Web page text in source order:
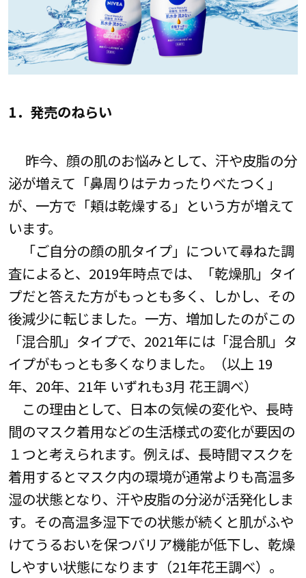
1．発売のねらい
昨今、顔の肌のお悩みとして、汗や皮脂の分
泌が増えて「鼻周りはテカったりべたつく」
が、一方で「頬は乾燥する」という方が増えて
います。
「ご自分の顔の肌タイプ」について尋ねた調
査によると、2019年時点では、「乾燥肌」タイ
プだと答えた方がもっとも多く、しかし、その
後減少に転じました。一方、増加したのがこの
「混合肌」タイプで、2021年には「混合肌」タ
イプがもっとも多くなりました。（以上 19
年、20年、21年 いずれも3月 花王調べ）
この理由として、日本の気候の変化や、長時
間のマスク着用などの生活様式の変化が要因の
１つと考えられます。例えば、長時間マスクを
着用するとマスク内の環境が通常よりも高温多
湿の状態となり、汗や皮脂の分泌が活発化しま
す。その高温多湿下での状態が続くと肌がふや
けてうるおいを保つバリア機能が低下し、乾燥
しやすい状態になります（21年花王調べ）。